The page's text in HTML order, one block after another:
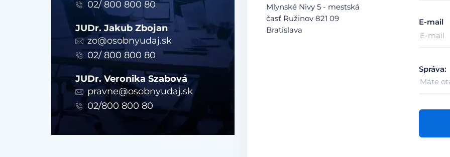
02/ 800 800 80
JUDr. Jakub Zbojan
zo@osobnyudaj.sk
02/ 800 800 80
JUDr. Veronika Szabová
pravne@osobnyudaj.sk
02/800 800 80
Mlynské Nivy 5 - mestská
časť Ružinov 821 09
Bratislava
E-mail
Správa: